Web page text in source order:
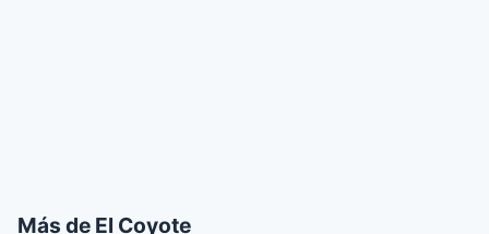
Más de El Coyote